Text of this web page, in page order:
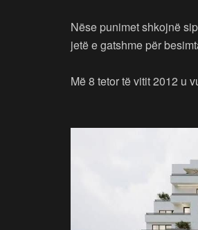
Nëse punimet shkojnë
jetë e gatshme për
Më 8 tetor të vitit 2012 u